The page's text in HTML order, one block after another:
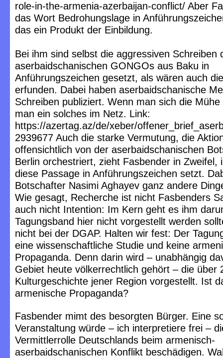
role-in-the-armenia-azerbaijan-conflict/ Aber
das Wort Bedrohungslage in
das ein Produkt der Einbildung.
Bei ihm sind selbst die aggressiven Schreiben
aserbaidschanischen GONGOs aus Baku in
Anführungszeichen gesetzt, als wären auch
erfunden. Dabei haben aserbaidschanische
Schreiben publiziert. Wenn man sich die
man ein solches im Netz. Link:
https://azertag.az/de/xeber/
2939677 Auch die starke Vermutung, die
offensichtlich von der aserbaidschanischen
Berlin orchestriert, zieht Fasbender in Zweifel,
diese Passage in Anführungszeichen setzt.
Botschafter Nasimi Aghayev ganz andere
Wie gesagt, Recherche ist nicht Fasbenders
auch nicht Intention: Im Kern geht es ihm
Tagungsband hier nicht vorgestellt werden
nicht bei der DGAP. Halten wir fest: Der
eine wissenschaftliche Studie und keine
Propaganda. Denn darin wird – unabhängig
Gebiet heute völkerrechtlich gehört – die über
Kulturgeschichte jener Region vorgestellt. Ist
armenische Propaganda?
Fasbender mimt des besorgten Bürger. Eine
Veranstaltung würde – ich interpretiere frei –
Vermittlerrolle Deutschlands beim armenisch-
aserbaidschanischen Konflikt beschädigen.